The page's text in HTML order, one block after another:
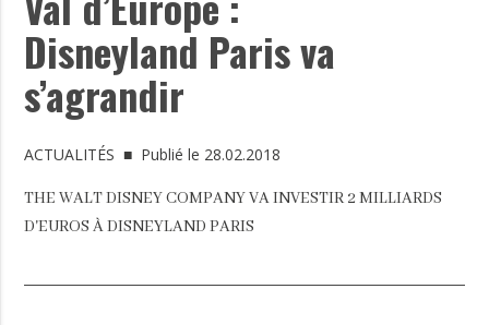
Disneyland Paris va
s’agrandir
ACTUALITÉS ■ Publié le 28.02.2018
THE WALT DISNEY COMPANY VA INVESTIR 2 MILLIARDS
D'EUROS À DISNEYLAND PARIS